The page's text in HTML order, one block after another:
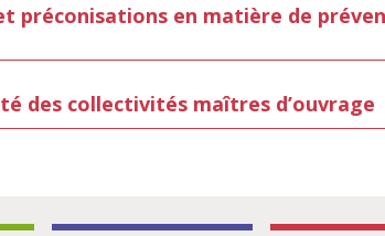
préconisations en matière de
des collectivités maîtres d’ouvrage